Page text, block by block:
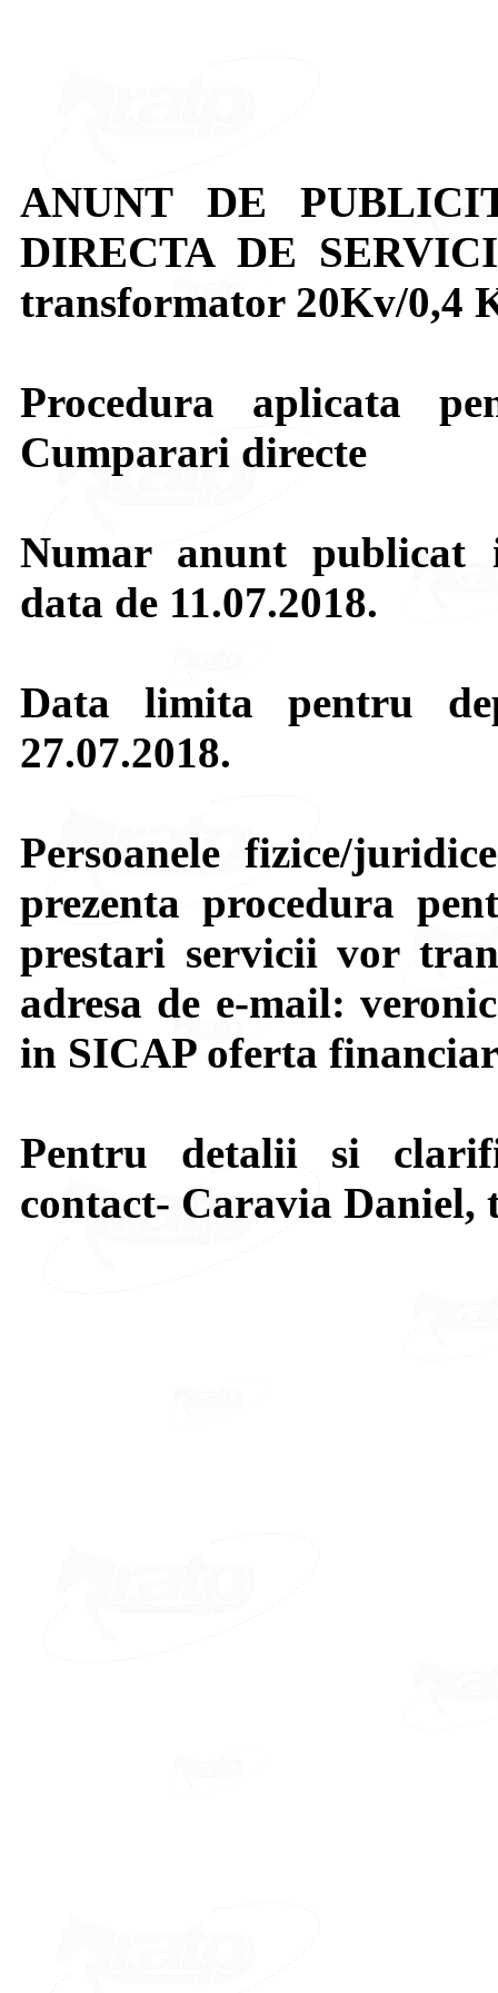
ANUNT DE
DIRECTA DE
transformator 20Kv/0,4
Procedura aplicata
Cumparari directe
Numar anunt publicat
data de 11.07.2018.
Data limita pentru
27.07.2018.
Persoanele fizice/
prezenta procedura
prestari servicii vor
adresa de e-mail:
in SICAP oferta
Pentru detalii si
contact- Caravia Daniel,